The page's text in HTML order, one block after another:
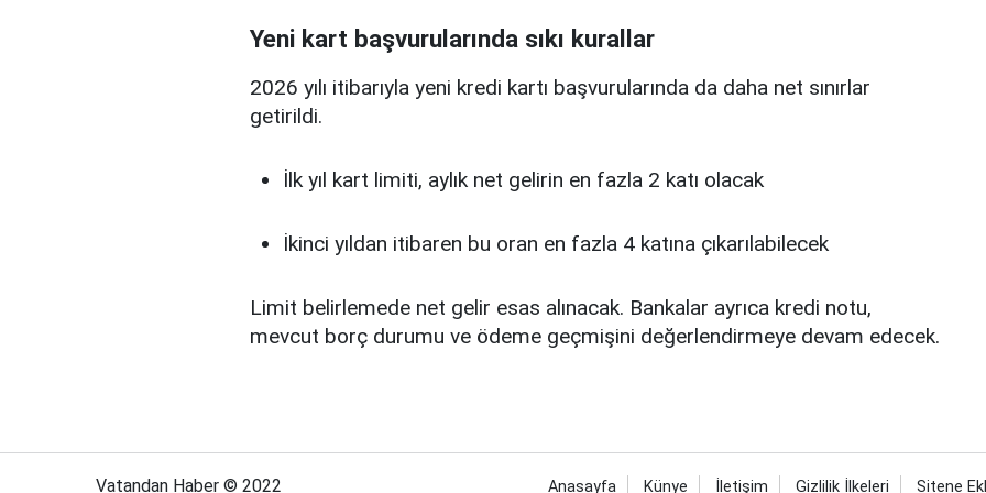
Yeni kart başvurularında sıkı kurallar
2026 yılı itibarıyla yeni kredi kartı başvurularında da daha net sınırlar
getirildi.
İlk yıl kart limiti, aylık net gelirin en fazla 2 katı olacak
İkinci yıldan itibaren bu oran en fazla 4 katına çıkarılabilecek
Limit belirlemede net gelir esas alınacak. Bankalar ayrıca kredi notu,
mevcut borç durumu ve ödeme geçmişini değerlendirmeye devam edecek.
Vatandan Haber © 2022 Anasayfa Künye İletişim Gizlilik İlkeleri Sitene